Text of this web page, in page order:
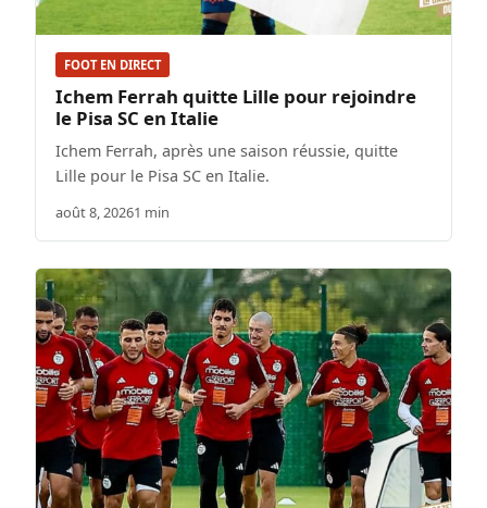
FOOT EN DIRECT
Ichem Ferrah quitte Lille pour rejoindre
le Pisa SC en Italie
Ichem Ferrah, après une saison réussie, quitte
Lille pour le Pisa SC en Italie.
août 8, 20261 min